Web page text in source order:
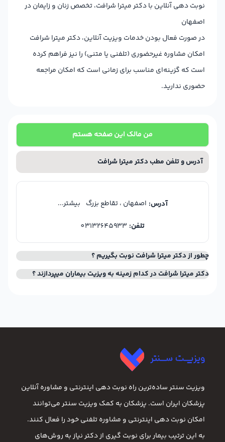
نوبت دهی آنلاین با دکتر میترا شرافت، تخصص زنان و زایمان در
اصفهان
در صورت فعال بودن خدمات ویزیت آنلاین، دکتر میترا شرافت
امکان مشاوره غیرحضوری (تلفنی یا متنی) را نیز فراهم کرده
است که گزینه‌ای مناسب برای زمانی است که امکان مراجعه
حضوری ندارید.
من مالک این صفحه هستم
آدرس و تلفن مطب دکتر میترا شرافت
آدرس: اصفهان ، تقاطع بزرگ بیشتر...
تلفن: 03132645933
چطور از دکتر میترا شرافت نوبت بگیریم ؟
دکتر میترا شرافت در کدام زمینه به ویزیت بیماران میپردازند ؟
ویزیت سنتر ساده‌ترین راه نوبت‌ دهی اینترنتی و مشاوره آنلاین
پزشکان ایران است. پزشکان به کمک ویزیت سنتر می‌توانند
امکان نوبت دهی اینترنتی و مشاوره تلفنی خود را فعال کنند.
به این ترتیب بیمار برای نوبت گیری از دکتر نیاز به روش‌های